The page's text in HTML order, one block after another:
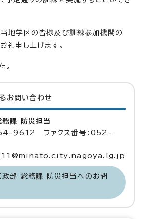
地学区の皆様及び訓練参加機関の
礼申し上げます。
。
お問い合わせ
課 防災担当
9612 ファクス番号：052-
部 総務課 防災担当へのお問